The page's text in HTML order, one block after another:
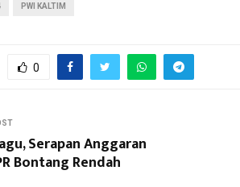
PWI KALTIM
0
Serapan Anggaran
Bontang Rendah